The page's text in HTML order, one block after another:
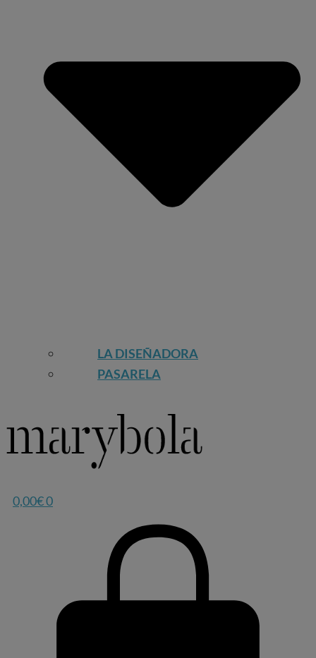
LA DISEÑADORA
PASARELA
0,00€0